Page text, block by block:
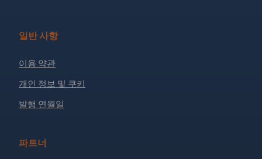
일반 사항
이용 약관
개인 정보 및 쿠키
발행 연월일
파트너